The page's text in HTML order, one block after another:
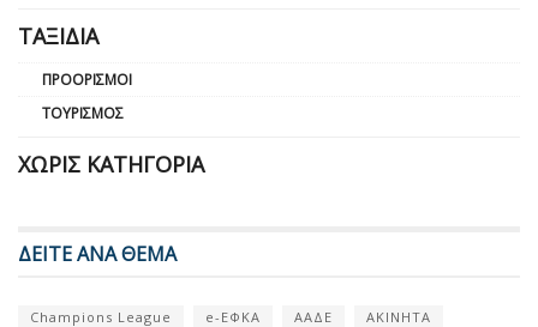
ΤΑΞΊΔΙΑ
ΠΡΟΟΡΙΣΜΟΊ
ΤΟΥΡΙΣΜΌΣ
ΧΩΡΊΣ ΚΑΤΗΓΟΡΊΑ
ΔΕΙΤΕ ΑΝΑ ΘΕΜΑ
Champions League e-ΕΦΚΑ ΑΑΔΕ
ΑΚΙΝΗΤΑ